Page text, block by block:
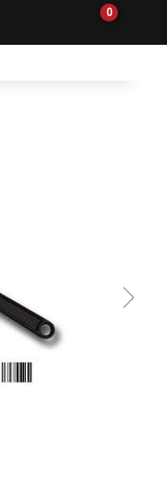
0
Reservdelar
Sprängskisser